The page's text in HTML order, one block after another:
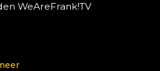
WeAreFrank!TV